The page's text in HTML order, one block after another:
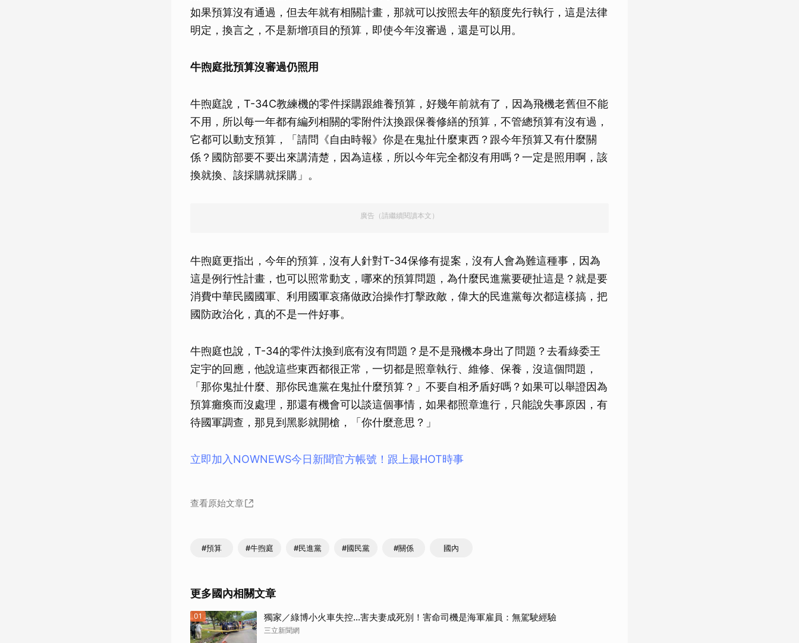
如果預算沒有通過，但去年就有相關計畫，那就可以按照去年的額度先行執行，這是法律
明定，換言之，不是新增項目的預算，即使今年沒審過，還是可以用。
牛煦庭批預算沒審過仍照用
牛煦庭說，T-34C教練機的零件採購跟維養預算，好幾年前就有了，因為飛機老舊但不能
不用，所以每一年都有編列相關的零附件汰換跟保養修繕的預算，不管總預算有沒有過，
它都可以動支預算，「請問《自由時報》你是在鬼扯什麼東西？跟今年預算又有什麼關
係？國防部要不要出來講清楚，因為這樣，所以今年完全都沒有用嗎？一定是照用啊，該
換就換、該採購就採購」。
廣告（請繼續閱讀本文）
牛煦庭更指出，今年的預算，沒有人針對T-34保修有提案，沒有人會為難這種事，因為
這是例行性計畫，也可以照常動支，哪來的預算問題，為什麼民進黨要硬扯這是？就是要
消費中華民國國軍、利用國軍哀痛做政治操作打擊政敵，偉大的民進黨每次都這樣搞，把
國防政治化，真的不是一件好事。
牛煦庭也說，T-34的零件汰換到底有沒有問題？是不是飛機本身出了問題？去看綠委王
定宇的回應，他說這些東西都很正常，一切都是照章執行、維修、保養，沒這個問題，
「那你鬼扯什麼、那你民進黨在鬼扯什麼預算？」不要自相矛盾好嗎？如果可以舉證因為
預算癱瘓而沒處理，那還有機會可以談這個事情，如果都照章進行，只能說失事原因，有
待國軍調查，那見到黑影就開槍，「你什麼意思？」
立即加入NOWNEWS今⽇新聞官⽅帳號！跟上最HOT時事
查看原始文章
#預算 #牛煦庭 #民進黨 #國民黨 #關係 國內
更多國內相關文章
01 獨家／綠博小火車失控…害夫妻成死別！害命司機是海軍雇員：無駕駛經驗
三立新聞網